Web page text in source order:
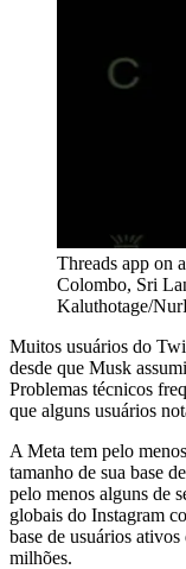
Threads app on
Colombo, Sri
Kaluthotage/
Muitos usuários do
desde que Musk
Problemas técnicos
que alguns usuários
A Meta tem pelo
tamanho de sua base
pelo menos alguns de
globais do Instagram
base de usuários
milhões.